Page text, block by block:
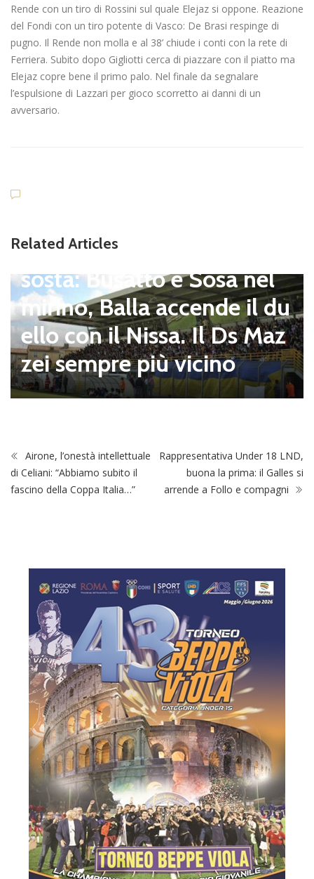
Rende con un tiro di Rossini sul quale Elejaz si oppone. Reazione
del Fondi con un tiro potente di Vasco: De Brasi respinge di
pugno. Il Rende non molla e al 38’ chiude i conti con la rete di
Ferriera. Subito dopo Gigliotti cerca di piazzare con il piatto ma
Elejaz copre bene il primo palo. Nel finale da segnalare
l’espulsione di Lazzari per gioco scorretto ai danni di un
avversario.
Related Articles
pagnano), mercato senza
sosta: Busatto e Sosa nel
mirino, Balla accende il du
ello con il Nissa. Il Ds Maz
zei sempre più vicino
Airone, l’onestà intellettuale
di Celiani: “Abbiamo subito il
fascino della Coppa Italia…”
Rappresentativa Under 18 LND,
buona la prima: il Galles si
arrende a Follo e compagni